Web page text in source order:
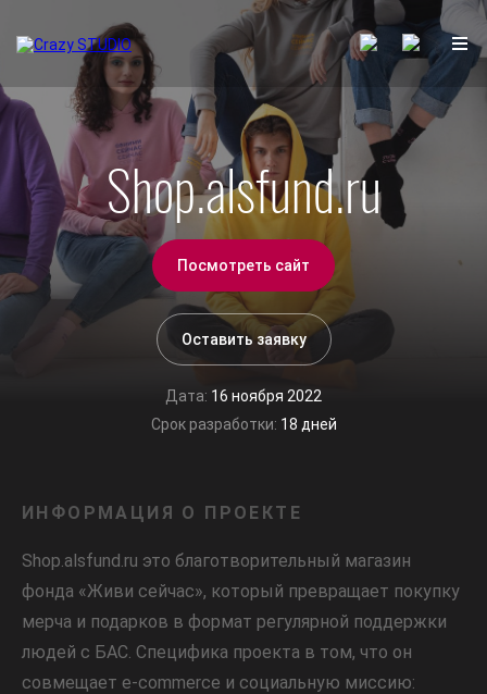
Shop.alsfund.ru
Посмотреть сайт
Оставить заявку
Дата: 16 ноября 2022
Срок разработки: 18 дней
ИНФОРМАЦИЯ О ПРОЕКТЕ
Shop.alsfund.ru это благотворительный магазин
фонда «Живи сейчас», который превращает покупку
мерча и подарков в формат регулярной поддержки
людей с БАС. Специфика проекта в том, что он
совмещает e-commerce и социальную миссию: